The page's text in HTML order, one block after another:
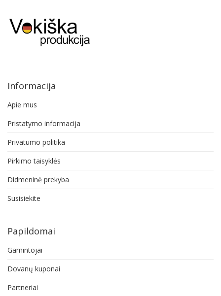
Informacija
Apie mus
Pristatymo informacija
Privatumo politika
Pirkimo taisyklės
Didmeninė prekyba
Susisiekite
Papildomai
Gamintojai
Dovanų kuponai
Partneriai